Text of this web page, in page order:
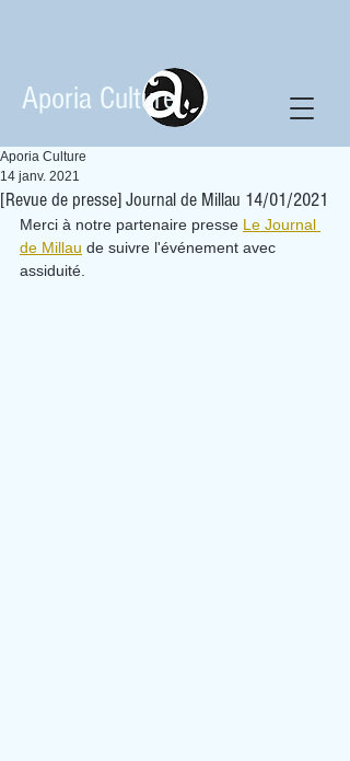
Aporia Culture
[Revue de presse] Journal de Millau 14/01/2021
Aporia Culture
14 janv. 2021
Merci à notre partenaire presse Le Journal
de Millau de suivre l'événement avec
assiduité.